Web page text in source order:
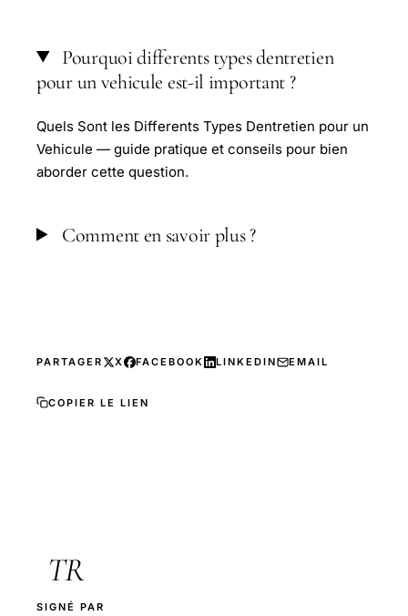
Pourquoi differents types dentretien
pour un vehicule est-il important ?
Quels Sont les Differents Types Dentretien pour un
Vehicule — guide pratique et conseils pour bien
aborder cette question.
Comment en savoir plus ?
PARTAGER X FACEBOOK LINKEDIN EMAIL
COPIER LE LIEN
TR
SIGNÉ PAR